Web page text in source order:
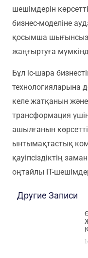
шешімдерін
бизнес-моделіне
қосымша шығынсыз
жаңғыртуға
Бұл іс-шара
технологияларына
келе жатқанын
трансформация
ашылғанын
ынтымақтастық
қауіпсіздіктің
оңтайлы IT-
Другие Записи